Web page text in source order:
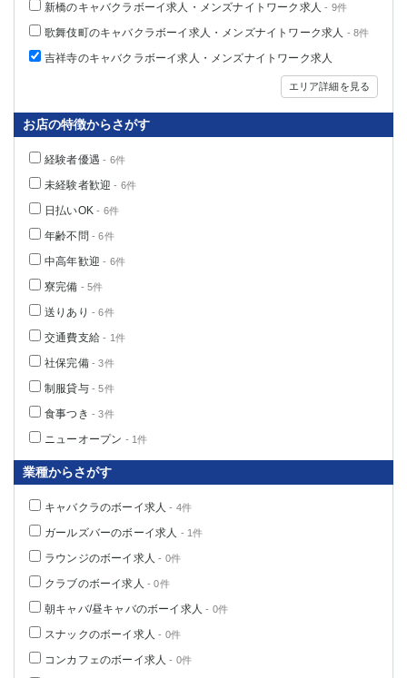
新橋のキャバクラボーイ求人・メンズナイトワーク求人 - 9件
歌舞伎町のキャバクラボーイ求人・メンズナイトワーク求人 - 8件
吉祥寺のキャバクラボーイ求人・メンズナイトワーク求人
エリア詳細を見る
お店の特徴からさがす
経験者優遇 - 6件
未経験者歓迎 - 6件
日払いOK - 6件
年齢不問 - 6件
中高年歓迎 - 6件
寮完備 - 5件
送りあり - 6件
交通費支給 - 1件
社保完備- 3件
制服貸与- 5件
食事つき - 3件
ニューオープン - 1件
業種からさがす
キャバクラのボーイ求人 - 4件
ガールズバーのボーイ求人 - 1件
ラウンジのボーイ求人 - 0件
クラブのボーイ求人 - 0件
朝キャバ/昼キャバのボーイ求人 - 0件
スナックのボーイ求人 - 0件
コンカフェのボーイ求人 - 0件